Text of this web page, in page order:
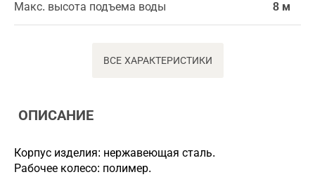
Макс. высота подъема воды 8 м
ВСЕ ХАРАКТЕРИСТИКИ
ОПИСАНИЕ
Корпус изделия: нержавеющая сталь.
Рабочее колесо: полимер.